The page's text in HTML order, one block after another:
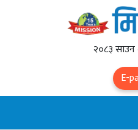
२०८३ साउन
E-